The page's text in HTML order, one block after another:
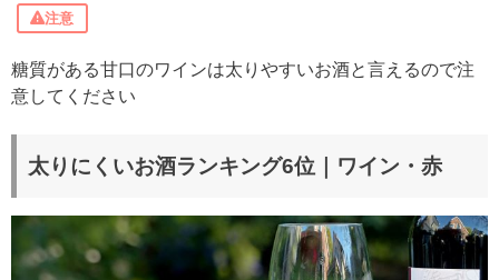
注意
糖質がある甘口のワインは太りやすいお酒と言えるので注
意してください
太りにくいお酒ランキング6位｜ワイン・赤